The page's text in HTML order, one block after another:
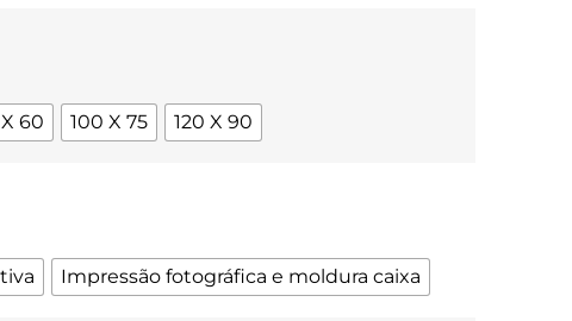
60 100 X 75 120 X 90
Impressão fotográfica e moldura caixa